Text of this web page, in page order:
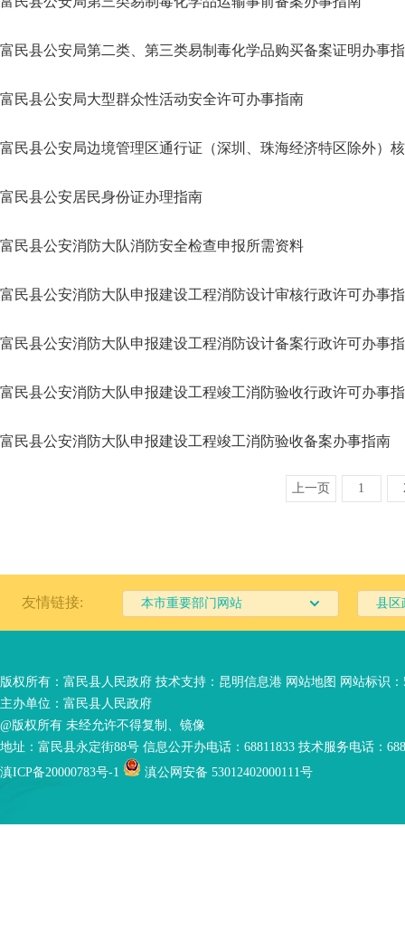
富民县公安局第二类、第三类易制毒化学品购买备案证明办事
富民县公安局大型群众性活动安全许可办事指南
富民县公安局边境管理区通行证（深圳、珠海经济特区除外）
富民县公安居民身份证办理指南
富民县公安消防大队消防安全检查申报所需资料
富民县公安消防大队申报建设工程消防设计审核行政许可办事
富民县公安消防大队申报建设工程消防设计备案行政许可办事
富民县公安消防大队申报建设工程竣工消防验收行政许可办事
富民县公安消防大队申报建设工程竣工消防验收备案办事指南
上一页 1
友情链接: 本市重要部门网站 县区
版权所有：富民县人民政府 技术支持： 昆明信息港 网站地图 网站标识：
主办单位：富民县人民政府
@版权所有 未经允许不得复制、镜像
地址：富民县永定街88号 信息公开办电话：68811833 技术服务电话：
滇ICP备20000783号-1
滇公网安备 53012402000111号